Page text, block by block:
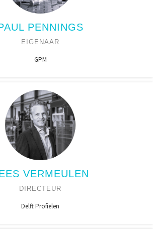
PENNINGS
EIGENAAR
GPM
VERMEULEN
DIRECTEUR
Delft Profielen